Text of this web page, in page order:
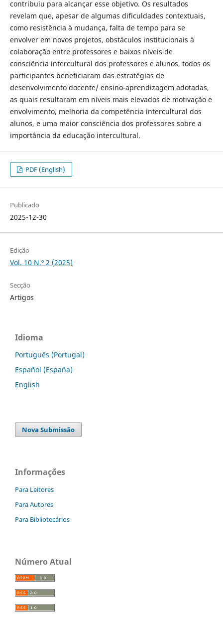
contribuiu para alcançar esse objetivo. Os resultados
revelam que, apesar de algumas dificuldades contextuais,
como resistência à mudança, falta de tempo para se
envolver em novos projetos, obstáculos institucionais à
colaboração entre professores e baixos níveis de
consciência intercultural dos professores e alunos, todos os
participantes beneficiaram das estratégias de
desenvolvimento docente/ ensino-aprendizagem adotadas,
as quais resultaram em níveis mais elevados de motivação e
envolvimento, melhoria da competência intercultural dos
alunos, e uma maior consciência dos professores sobre a
importância da educação intercultural.
PDF (English)
Publicado
2025-12-30
Edição
Vol. 10 N.º 2 (2025)
Secção
Artigos
Idioma
Português (Portugal)
Español (España)
English
Nova Submissão
Informações
Para Leitores
Para Autores
Para Bibliotecários
Número Atual